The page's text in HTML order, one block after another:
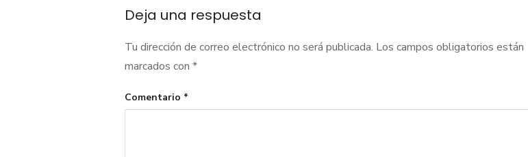
entradas
Deja una respuesta
Tu dirección de correo electrónico no será publicada. Los campos obligatorios están
marcados con *
Comentario *